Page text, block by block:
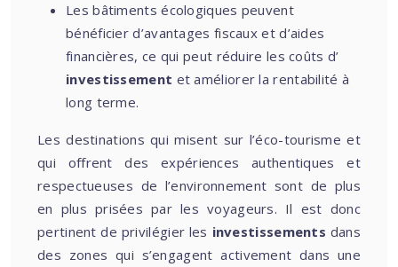
Les bâtiments écologiques peuvent
bénéficier d’avantages fiscaux et d’aides
financières, ce qui peut réduire les coûts d’
investissement et améliorer la rentabilité à
long terme.
Les destinations qui misent sur l’éco-tourisme et
qui offrent des expériences authentiques et
respectueuses de l’environnement sont de plus
en plus prisées par les voyageurs. Il est donc
pertinent de privilégier les investissements dans
des zones qui s’engagent activement dans une